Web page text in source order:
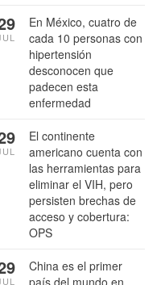
En México, cuatro de
cada 10 personas con
hipertensión
desconocen que
padecen esta
enfermedad
El continente
americano cuenta con
las herramientas para
eliminar el VIH, pero
persisten brechas de
acceso y cobertura:
OPS
China es el primer
país del mundo en